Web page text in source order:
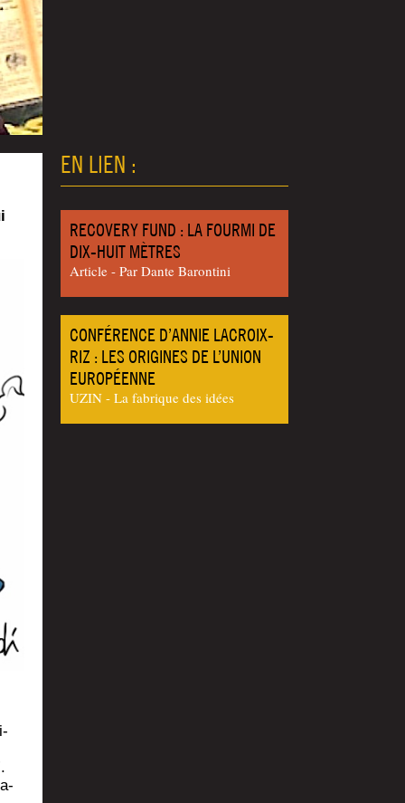
EN LIEN :
RECOVERY FUND : LA FOURMI DE
DIX-HUIT MÈTRES
Article - Par Dante Baron­ti­ni
CONFÉRENCE D’ANNIE LACROIX-
RIZ : LES ORIGINES DE L’UNION
EUROPÉENNE
UZIN - La fabrique des idées